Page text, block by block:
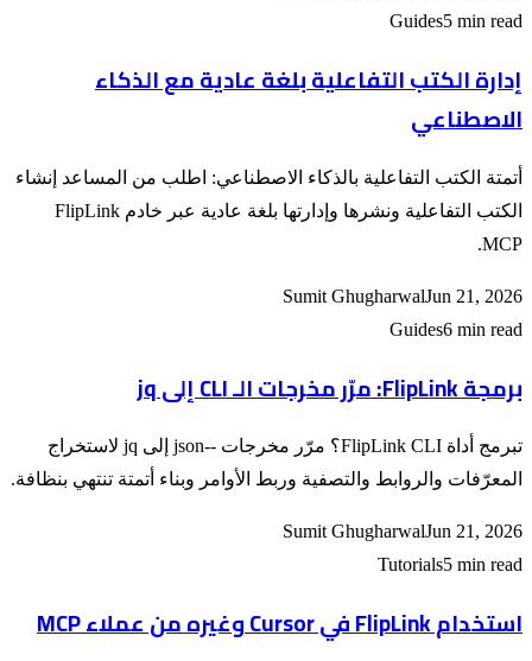
Guides5 min read
إدارة الكتب التفاعلية بلغة عادية مع الذكاء
الاصطناعي
أتمتة الكتب التفاعلية بالذكاء الاصطناعي: اطلب من المساعد إنشاء
الكتب التفاعلية ونشرها وإدارتها بلغة عادية عبر خادم FlipLink
MCP.
Sumit GhugharwalJun 21, 2026
Guides6 min read
برمجة FlipLink: مرّر مخرجات الـ CLI إلى jq
تبرمج أداة FlipLink CLI؟ مرّر مخرجات --json إلى jq لاستخراج
المعرّفات والروابط والتصفية وربط الأوامر وبناء أتمتة تنتهي بنظافة.
Sumit GhugharwalJun 21, 2026
Tutorials5 min read
استخدام FlipLink في Cursor وغيره من عملاء MCP